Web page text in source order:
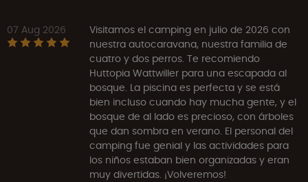
07 Aug 2026
Visitamos el camping en julio de 2026 con
nuestra autocaravana, nuestra familia de
cuatro y dos perros. Te recomiendo
Huttopia Wattwiller para una escapada al
bosque. La piscina es perfecta y se está
bien incluso cuando hay mucha gente, y el
bosque de al lado es precioso, con árboles
que dan sombra en verano. El personal del
camping fue genial y las actividades para
los niños estaban bien organizadas y eran
muy divertidas. ¡Volveremos!